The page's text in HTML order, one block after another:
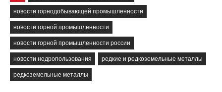
новости горнодобывающей промышленности
новости горной промышленности
новости горной промышленности россии
новости недропользования редкие и редкоземельные металлы
редкоземельные металлы